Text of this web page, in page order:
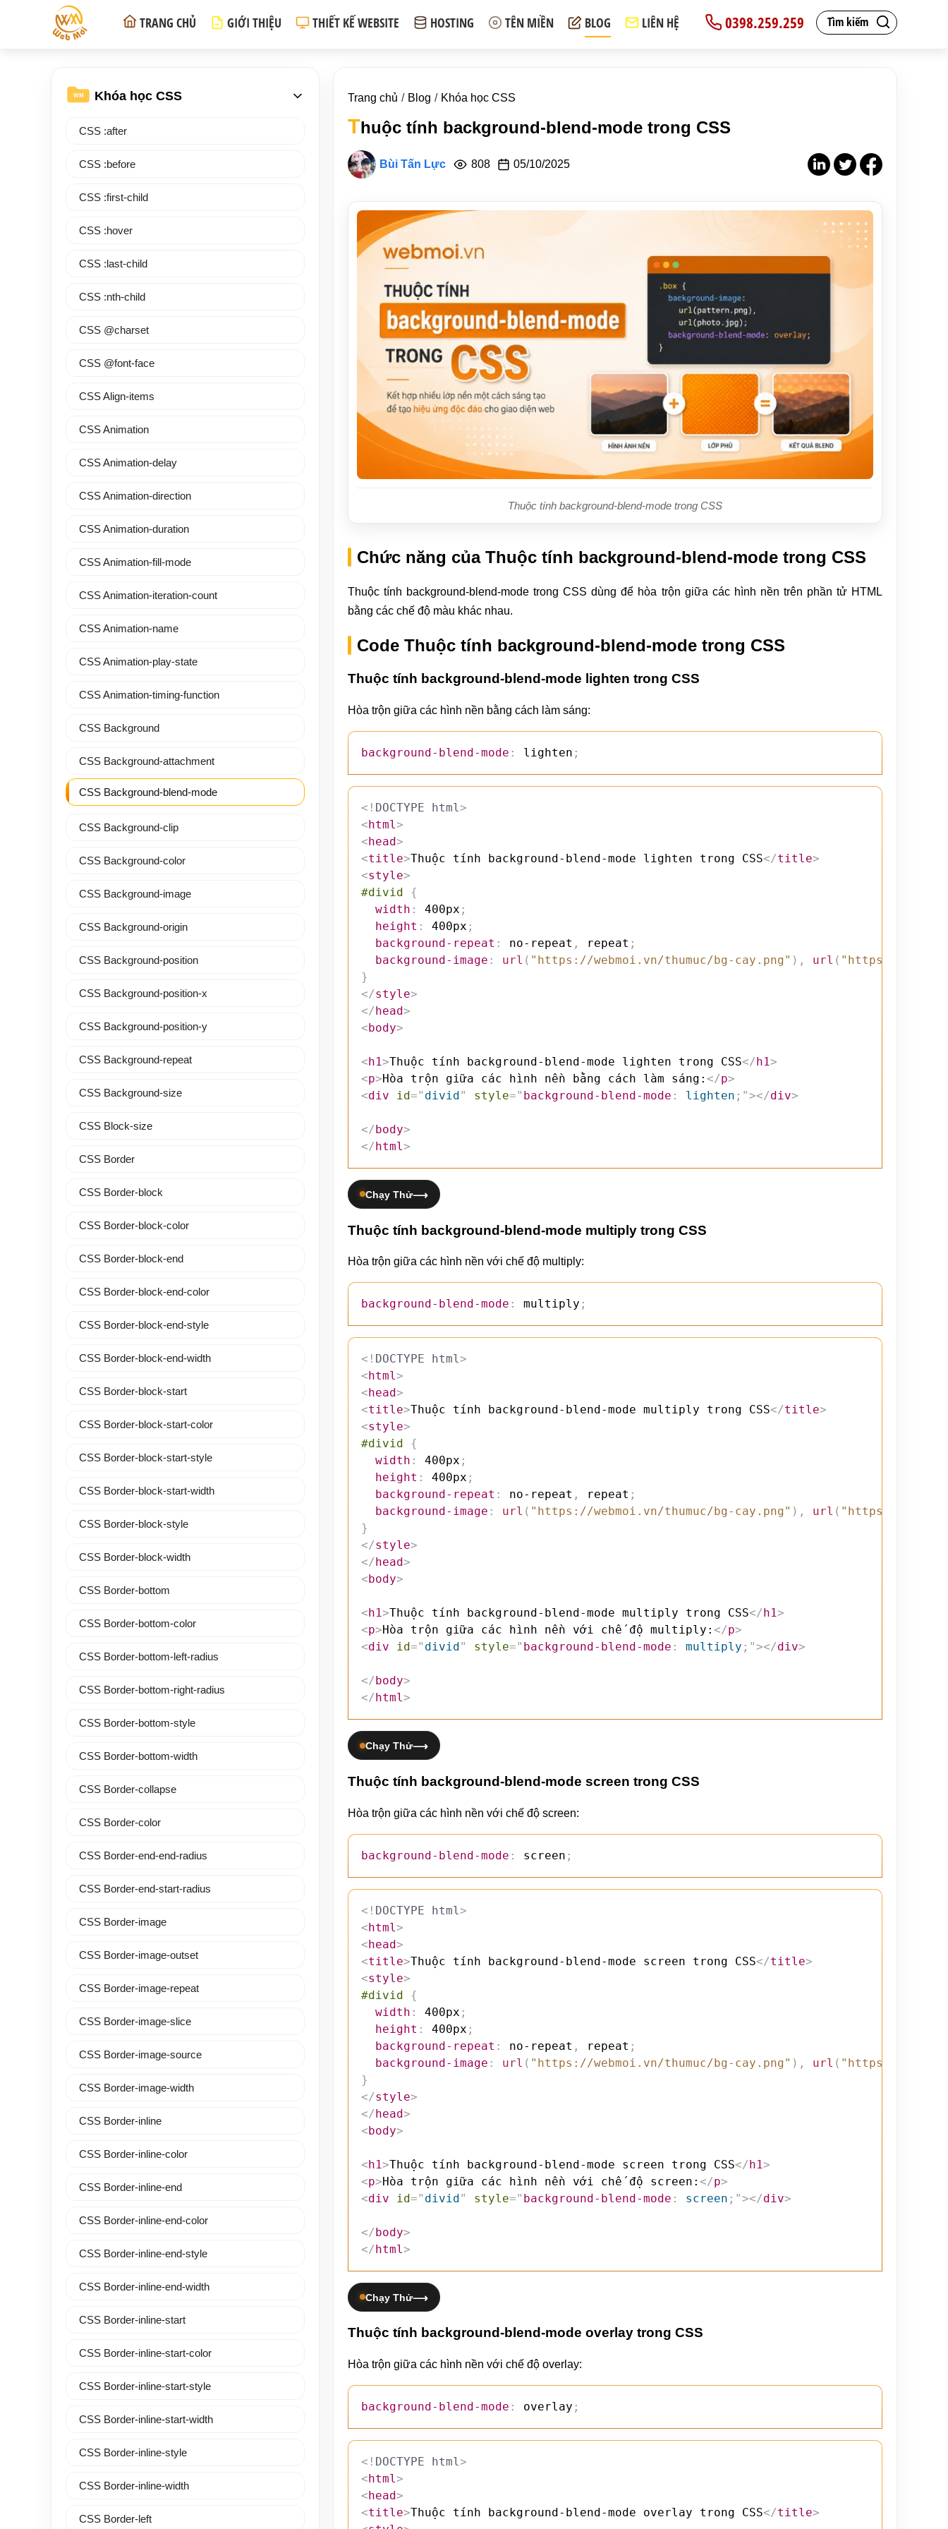
Tìm kiếm
0398.259.259
TRANG CHỦ GIỚI THIỆU THIẾT KẾ WEBSITE HOSTING TÊN MIỀN BLOG LIÊN HỆ
Trang chủ Blog Khóa học CSS
Thuộc tính background-blend-mode trong CSS
Bùi Tấn Lực 808 05/10/2025
Thuộc tính background-blend-mode trong CSS
Chức năng của Thuộc tính background-blend-mode trong CSS
Thuộc tính background-blend-mode trong CSS dùng để hòa trộn giữa các hình nền trên phần tử HTML
bằng các chế độ màu khác nhau.
Code Thuộc tính background-blend-mode trong CSS
Thuộc tính background-blend-mode lighten trong CSS
Hòa trộn giữa các hình nền bằng cách làm sáng:
background-blend-mode : lighten ;
<! DOCTYPE html >
<html >
<head>
<title>Thuộc tính background-blend-mode lighten trong CSS</title>
<style>
#divid
{
width : 400px ;
height : 400px ;
background-repeat : no-repeat , repeat ;
background-image : url ( "https://webmoi.vn/thumuc/bg-cay.png" ) , url ( "https://
}
</style>
</head>
<body>
<h1>Thuộc tính background-blend-mode lighten trong CSS</h1>
<p>Hòa trộn giữa các hình nền bằng cách làm sáng: </p>
<div id=" divid" style=" background-blend-mode : lighten ; "></div>
</body>
</html >
Chạy Thử
Thuộc tính background-blend-mode multiply trong CSS
Hòa trộn giữa các hình nền với chế độ multiply:
background-blend-mode : multiply ;
<! DOCTYPE html>
< html>
< head>
<title>Thuộc tính background-blend-mode multiply trong CSS</title>
<style>
#divid
{
width : 400px ;
height : 400px ;
background-repeat : no-repeat , repeat ;
background-image : url ( "https://webmoi.vn/thumuc/bg-cay.png" ) , url ( "https://
}
</style>
</ head>
< body>
< h1>Thuộc tính background-blend-mode multiply trong CSS</ h1>
<p>Hòa trộn giữa các hình nền với chế độ multiply: </p>
<div id=" divid " style=" background-blend-mode : multiply ; "></div>
</ body>
</ html>
Chạy Thử
Thuộc tính background-blend-mode screen trong CSS
Hòa trộn giữa các hình nền với chế độ screen:
background-blend-mode : screen ;
<! DOCTYPE html >
<html >
<head>
<title>Thuộc tính background-blend-mode screen trong CSS</title>
<style>
#divid
{
width : 400px ;
height : 400px ;
background-repeat : no-repeat , repeat ;
background-image : url ( "https://webmoi.vn/thumuc/bg-cay.png" ) , url ( "https://
}
</style>
</head>
<body>
<h1>Thuộc tính background-blend-mode screen trong CSS</h1>
<p>Hòa trộn giữa các hình nền với chế độ screen: </p>
<div id=" divid" style=" background-blend-mode : screen ; "></div>
</body>
</html >
Chạy Thử
Thuộc tính background-blend-mode overlay trong CSS
Hòa trộn giữa các hình nền với chế độ overlay:
background-blend-mode : overlay ;
<! DOCTYPE html>
<html>
<head>
<title>Thuộc tính background-blend-mode overlay trong CSS</title>
WM Khóa học CSS
CSS :after
CSS :before
CSS :first-child
CSS :hover
CSS :last-child
CSS :nth-child
CSS @charset
CSS @font-face
CSS Align-items
CSS Animation
CSS Animation-delay
CSS Animation-direction
CSS Animation-duration
CSS Animation-fill-mode
CSS Animation-iteration-count
CSS Animation-name
CSS Animation-play-state
CSS Animation-timing-function
CSS Background
CSS Background-attachment
CSS Background-blend-mode
CSS Background-clip
CSS Background-color
CSS Background-image
CSS Background-origin
CSS Background-position
CSS Background-position-x
CSS Background-position-y
CSS Background-repeat
CSS Background-size
CSS Block-size
CSS Border
CSS Border-block
CSS Border-block-color
CSS Border-block-end
CSS Border-block-end-color
CSS Border-block-end-style
CSS Border-block-end-width
CSS Border-block-start
CSS Border-block-start-color
CSS Border-block-start-style
CSS Border-block-start-width
CSS Border-block-style
CSS Border-block-width
CSS Border-bottom
CSS Border-bottom-color
CSS Border-bottom-left-radius
CSS Border-bottom-right-radius
CSS Border-bottom-style
CSS Border-bottom-width
CSS Border-collapse
CSS Border-color
CSS Border-end-end-radius
CSS Border-end-start-radius
CSS Border-image
CSS Border-image-outset
CSS Border-image-repeat
CSS Border-image-slice
CSS Border-image-source
CSS Border-image-width
CSS Border-inline
CSS Border-inline-color
CSS Border-inline-end
CSS Border-inline-end-color
CSS Border-inline-end-style
CSS Border-inline-end-width
CSS Border-inline-start
CSS Border-inline-start-color
CSS Border-inline-start-style
CSS Border-inline-start-width
CSS Border-inline-style
CSS Border-inline-width
CSS Border-left